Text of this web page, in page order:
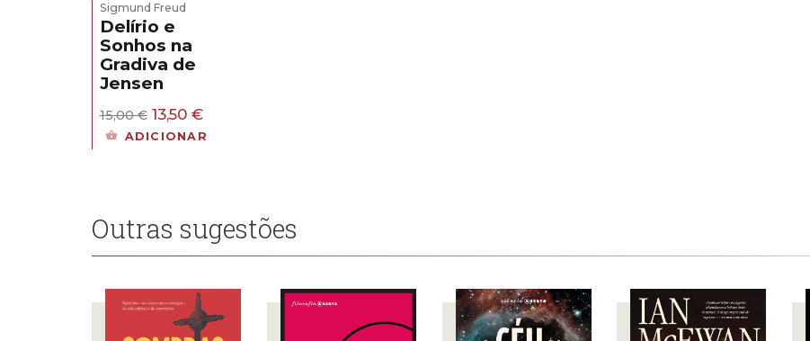
Sigmund Freud
Delírio e
Sonhos na
Gradiva de
Jensen
15,00€ O
preço
original
13,50 €O
preço
atual
ADICIONAR
Outras sugestões